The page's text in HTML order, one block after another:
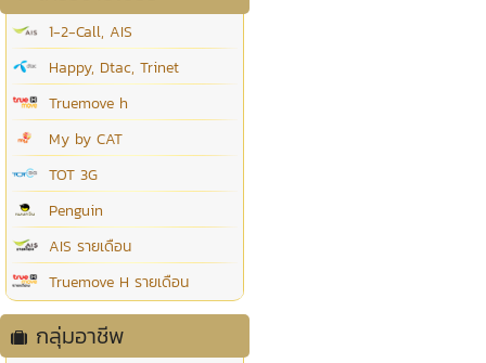
1-2-Call, AIS
Happy, Dtac, Trinet
Truemove h
My by CAT
TOT 3G
Penguin
AIS รายเดือน
Truemove H รายเดือน
กลุ่มอาชีพ